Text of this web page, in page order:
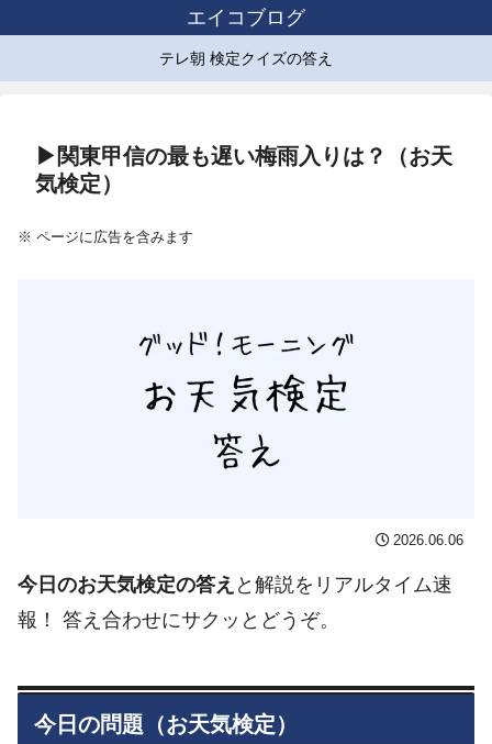
エイコブログ
テレ朝 検定クイズの答え
▶関東甲信の最も遅い梅雨入りは？（お天
気検定）
※ ページに広告を含みます
2026.06.06
今日のお天気検定の答え と解説をリアルタイム速
報！ 答え合わせにサクッとどうぞ。
今日の問題（お天気検定）